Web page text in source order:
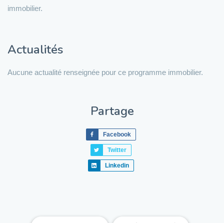
immobilier.
Actualités
Aucune actualité renseignée pour ce programme immobilier.
Partage
Facebook
Twitter
Linkedin